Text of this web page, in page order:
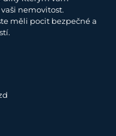
nemovitost.
měli pocit bezpečné a